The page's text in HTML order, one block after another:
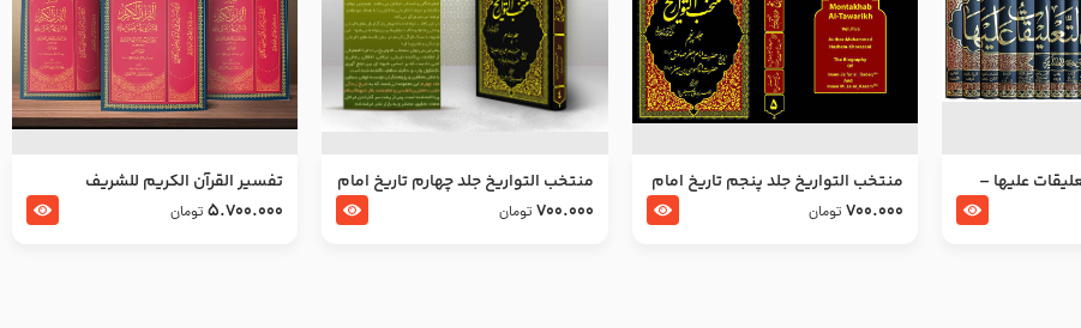
عليها –
منتخب التواریخ جلد پنجم تاریخ امام
جعفر صادق و امام موسی بن جعفر
700.000 تومان
منتخب التواریخ جلد چهارم تاریخ امام
زین العابدین و امام محمد باقر
700.000 تومان
تفسير القرآن الكريم للشريف
المرتضي قدس سرّه
5.700.000 تومان